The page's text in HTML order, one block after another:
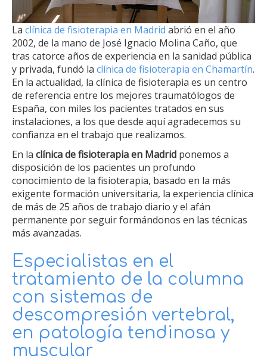
La clínica de fisioterapia en Madrid abrió en el año
2002, de la mano de José Ignacio Molina Caño, que
tras catorce años de experiencia en la sanidad pública
y privada, fundó la clínica de fisioterapia en Chamartín.
En la actualidad, la clínica de fisioterapia es un centro
de referencia entre los mejores traumatólogos de
España, con miles los pacientes tratados en sus
instalaciones, a los que desde aquí agradecemos su
confianza en el trabajo que realizamos.
En la clínica de fisioterapia en Madrid ponemos a
disposición de los pacientes un profundo
conocimiento de la fisioterapia, basado en la más
exigente formación universitaria, la experiencia clínica
de más de 25 años de trabajo diario y el afán
permanente por seguir formándonos en las técnicas
más avanzadas.
Especialistas en el
tratamiento de la columna
con sistemas de
descompresión vertebral,
en patología tendinosa y
muscular